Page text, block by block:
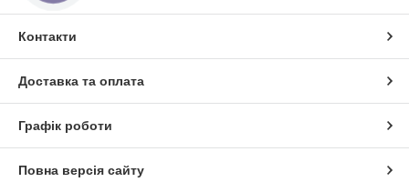
Контакти
Доставка та оплата
Графік роботи
Повна версія сайту